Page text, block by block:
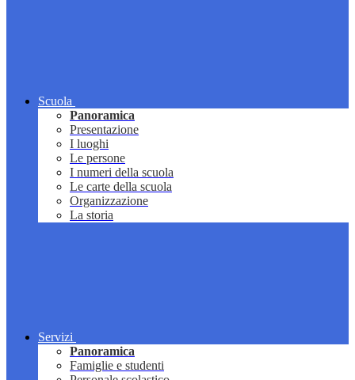
Scuola
Panoramica
Presentazione
I luoghi
Le persone
I numeri della scuola
Le carte della scuola
Organizzazione
La storia
Servizi
Panoramica
Famiglie e studenti